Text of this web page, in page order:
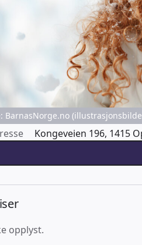
BarnasNorge.no
Kongeveien 196, 1415
opplyst.